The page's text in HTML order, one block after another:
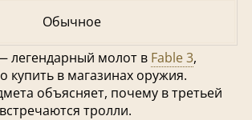
Обычное
легендарный молот в Fable 3,
купить в магазинах оружия.
объясняет, почему в третьей
тролли.